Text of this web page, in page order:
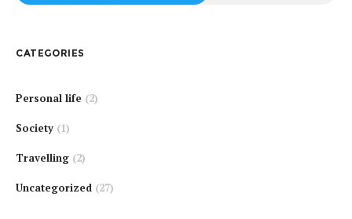
CATEGORIES
Personal life (2)
Society (1)
Travelling (2)
Uncategorized (27)